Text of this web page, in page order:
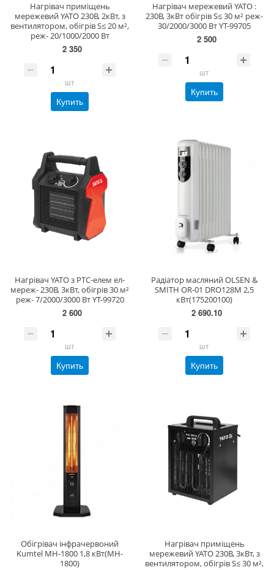
Нагрівач приміщень
мережевий YATO 230В, 2кВт, з
вентилятором, обігрів S≤ 20 м²,
реж- 20/1000/2000 Вт
2 350
шт
Купить
Нагрівач мережевий YATO :
230В, 3кВт обігрів S≤ 30 м² реж-
30/2000/3000 Вт YT-99705
2 500
шт
Купить
Нагрівач YATO з PTC-елем ел-
мереж- 230В, 3кВт, обігрів 30 м²
реж- 7/2000/3000 Вт YT-99720
2 600
шт
Купить
Радіатор масляний OLSEN &
SMITH OR-01 DRO128M 2,5
кВт(175200100)
2 690.10
шт
Купить
Обігрівач інфрачервоний
Kumtel MH-1800 1,8 кВт(MH-
1800)
Нагрівач приміщень
мережевий YATO 230В, 3кВт, з
вентилятором, обігрів S≤ 30 м²,